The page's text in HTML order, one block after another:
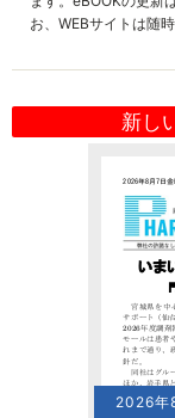
お、WEBサイトは随時
新し
2026年